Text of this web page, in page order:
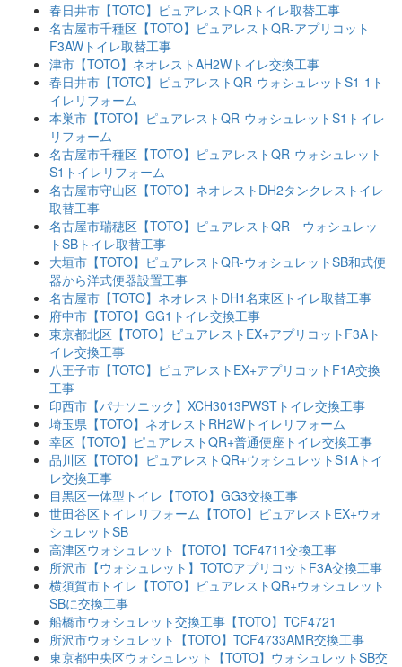
春日井市【TOTO】ピュアレストQRトイレ取替工事
名古屋市千種区【TOTO】ピュアレストQR-アプリコット
F3AWトイレ取替工事
津市【TOTO】ネオレストAH2Wトイレ交換工事
春日井市【TOTO】ピュアレストQR-ウォシュレットS1-1ト
イレリフォーム
本巣市【TOTO】ピュアレストQR-ウォシュレットS1トイレ
リフォーム
名古屋市千種区【TOTO】ピュアレストQR-ウォシュレット
S1トイレリフォーム
名古屋市守山区【TOTO】ネオレストDH2タンクレストイレ
取替工事
名古屋市瑞穂区【TOTO】ピュアレストQR ウォシュレッ
トSBトイレ取替工事
大垣市【TOTO】ピュアレストQR-ウォシュレットSB和式便
器から洋式便器設置工事
名古屋市【TOTO】ネオレストDH1名東区トイレ取替工事
府中市【TOTO】GG1トイレ交換工事
東京都北区【TOTO】ピュアレストEX+アプリコットF3Aト
イレ交換工事
八王子市【TOTO】ピュアレストEX+アプリコットF1A交換
工事
印西市【パナソニック】XCH3013PWSTトイレ交換工事
埼玉県【TOTO】ネオレストRH2Wトイレリフォーム
幸区【TOTO】ピュアレストQR+普通便座トイレ交換工事
品川区【TOTO】ピュアレストQR+ウォシュレットS1Aトイ
レ交換工事
目黒区一体型トイレ【TOTO】GG3交換工事
世田谷区トイレリフォーム【TOTO】ピュアレストEX+ウォ
シュレットSB
高津区ウォシュレット【TOTO】TCF4711交換工事
所沢市【ウォシュレット】TOTOアプリコットF3A交換工事
横須賀市トイレ【TOTO】ピュアレストQR+ウォシュレット
SBに交換工事
船橋市ウォシュレット交換工事【TOTO】TCF4721
所沢市ウォシュレット【TOTO】TCF4733AMR交換工事
東京都中央区ウォシュレット【TOTO】ウォシュレットSB交